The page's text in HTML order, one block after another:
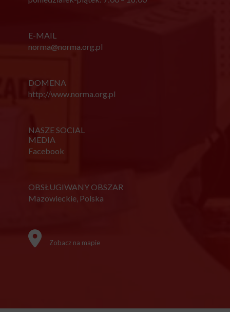
E-MAIL
norma@norma.org.pl
DOMENA
http://www.norma.org.pl
NASZE SOCIAL
MEDIA
Facebook
OBSŁUGIWANY OBSZAR
Mazowieckie, Polska
Zobacz na mapie